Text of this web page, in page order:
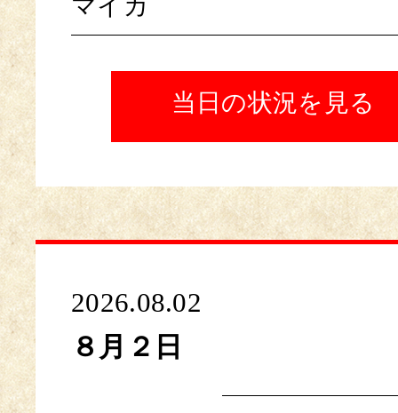
当日の状況を見る
2026.08.02
８月２日